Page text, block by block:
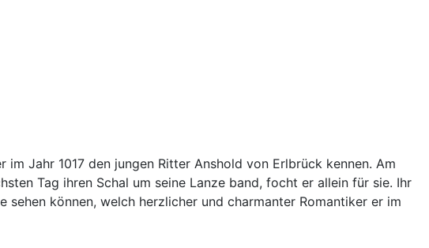
Jahr 1017 den jungen Ritter Anshold von Erlbrück kennen. Am
Tag ihren Schal um seine Lanze band, focht er allein für sie. Ihr
können, welch herzlicher und charmanter Romantiker er im